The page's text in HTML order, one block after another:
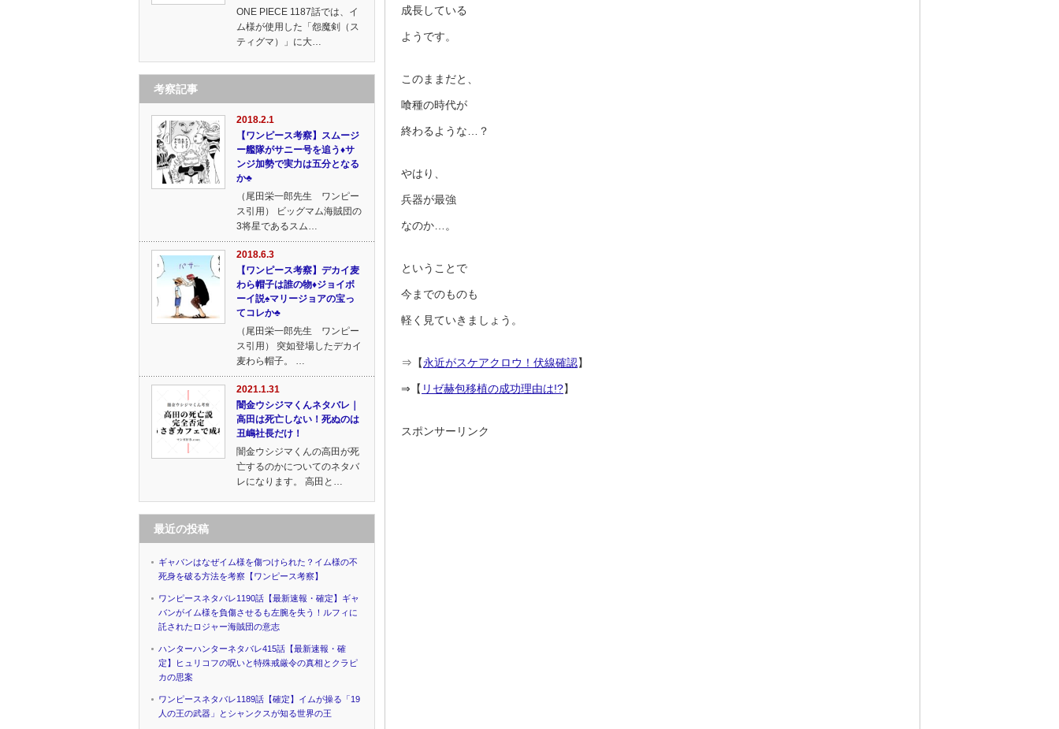
成長している
ようです。
このままだと、
喰種の時代が
終わるような…？
やはり、
兵器が最強
なのか…。
ということで
今までのものも
軽く見ていきましょう。
⇒【永近がスケアクロウ！伏線確認】
⇒【 リゼ赫包移植の成功理由は!?】
スポンサーリンク
ONE PIECE 1187話では、イ
ム様が使用した「怨魔剣（ス
ティグマ）」に大…
考察記事
2018.2.1
【ワンピース考察】スムージ
ー艦隊がサニー号を追う♦サ
ンジ加勢で実力は五分となる
か♣
（尾田栄一郎先生 ワンピー
ス引用） ビッグマム海賊団の
3将星であるスム…
2018.6.3
【ワンピース考察】デカイ麦
わら帽子は誰の物♦ジョイボ
ーイ説♠マリージョアの宝っ
てコレか♣
（尾田栄一郎先生 ワンピー
ス引用） 突如登場したデカイ
麦わら帽子。 …
2021.1.31
闇金ウシジマくんネタバレ｜
高田は死亡しない！死ぬのは
丑嶋社長だけ！
闇金ウシジマくんの高田が死
亡するのかについてのネタバ
レになります。 高田と…
最近の投稿
ギャバンはなぜイム様を傷つけられた？イム様の不
死身を破る方法を考察【ワンピース考察】
ワンピースネタバレ1190話【最新速報・確定】ギャ
バンがイム様を負傷させるも左腕を失う！ルフィに
託されたロジャー海賊団の意志
ハンターハンターネタバレ415話【最新速報・確
定】ヒュリコフの呪いと特殊戒厳令の真相とクラピ
カの思案
ワンピースネタバレ1189話【確定】イムが操る「19
人の王の武器」とシャンクスが知る世界の王